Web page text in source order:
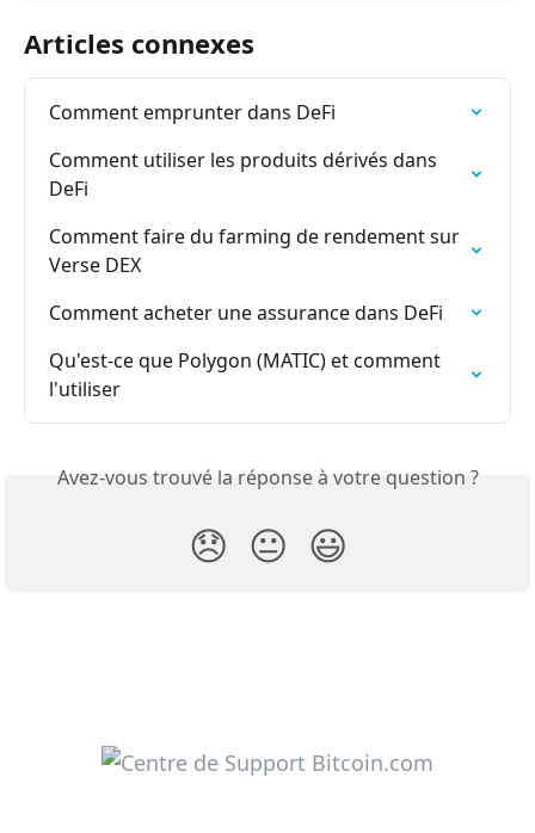
Articles connexes
Comment emprunter dans DeFi
Comment utiliser les produits dérivés dans
DeFi
Comment faire du farming de rendement sur
Verse DEX
Comment acheter une assurance dans DeFi
Qu'est-ce que Polygon (MATIC) et comment
l'utiliser
Avez-vous trouvé la réponse à votre question ?
😞 😐 😃